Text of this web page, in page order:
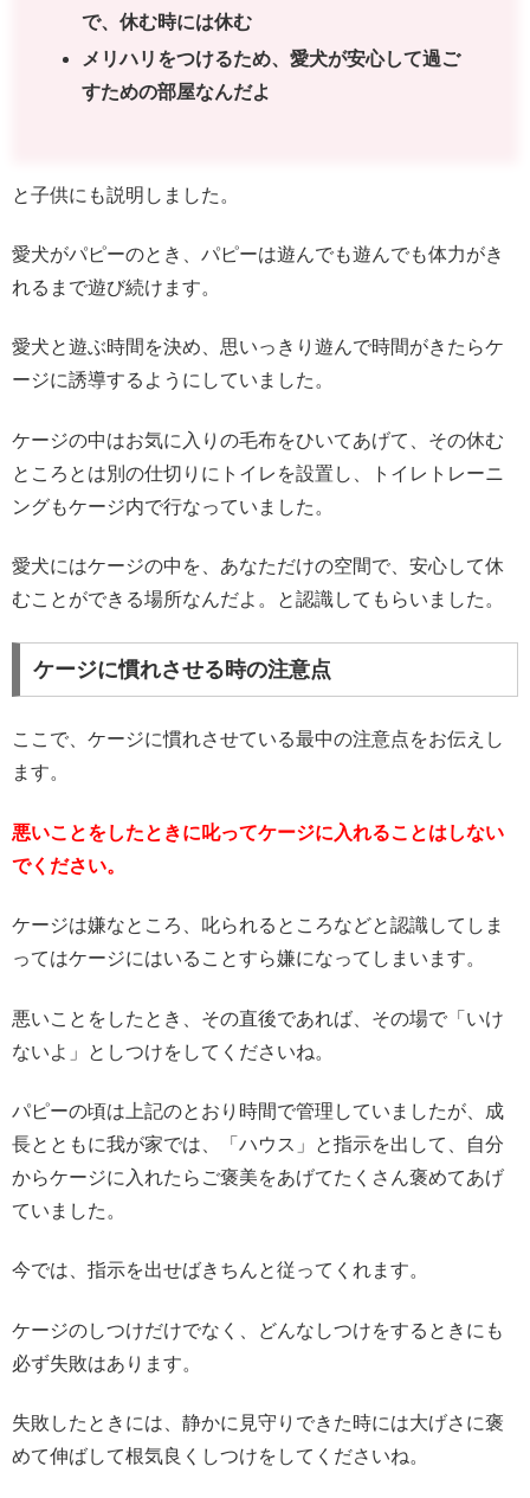
で、休む時には休む
メリハリをつけるため、愛犬が安心して過ご
すための部屋なんだよ
と子供にも説明しました。
愛犬がパピーのとき、パピーは遊んでも遊んでも体力がき
れるまで遊び続けます。
愛犬と遊ぶ時間を決め、思いっきり遊んで時間がきたらケ
ージに誘導するようにしていました。
ケージの中はお気に入りの毛布をひいてあげて、その休む
ところとは別の仕切りにトイレを設置し、トイレトレーニ
ングもケージ内で行なっていました。
愛犬にはケージの中を、あなただけの空間で、安心して休
むことができる場所なんだよ。と認識してもらいました。
ケージに慣れさせる時の注意点
ここで、ケージに慣れさせている最中の注意点をお伝えし
ます。
悪いことをしたときに叱ってケージに入れることはしない
でください。
ケージは嫌なところ、叱られるところなどと認識してしま
ってはケージにはいることすら嫌になってしまいます。
悪いことをしたとき、その直後であれば、その場で「いけ
ないよ」としつけをしてくださいね。
パピーの頃は上記のとおり時間で管理していましたが、成
長とともに我が家では、「ハウス」と指示を出して、自分
からケージに入れたらご褒美をあげてたくさん褒めてあげ
ていました。
今では、指示を出せばきちんと従ってくれます。
ケージのしつけだけでなく、どんなしつけをするときにも
必ず失敗はあります。
失敗したときには、静かに見守りできた時には大げさに褒
めて伸ばして根気良くしつけをしてくださいね。